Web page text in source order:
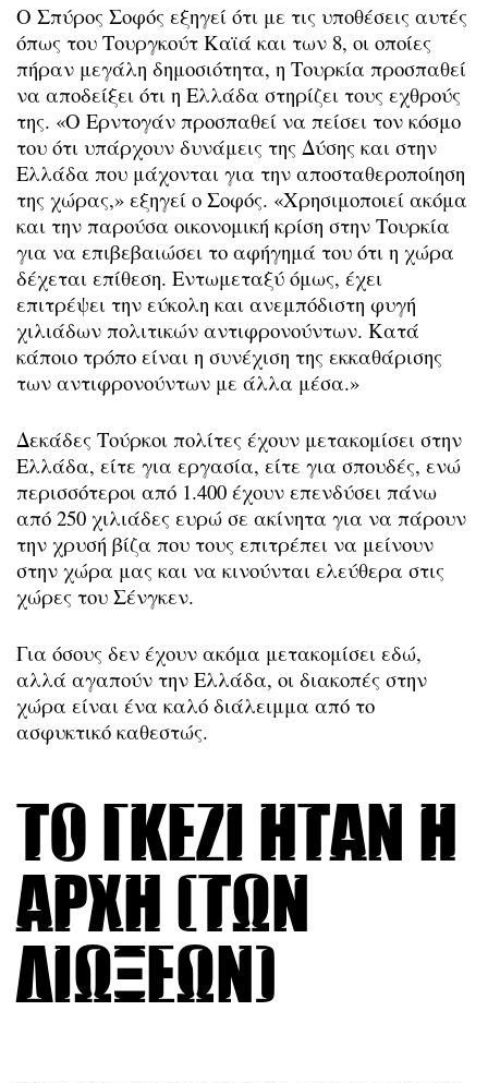
Ο Σπύρος Σοφός εξηγεί ότι με τις υποθέσεις αυτές
όπως του Τουργκούτ Καϊά και των 8, οι οποίες
πήραν μεγάλη δημοσιότητα, η Τουρκία προσπαθεί
να αποδείξει ότι η Ελλάδα στηρίζει τους εχθρούς
της. «Ο Ερντογάν προσπαθεί να πείσει τον κόσμο
του ότι υπάρχουν δυνάμεις της Δύσης και στην
Ελλάδα που μάχονται για την αποσταθεροποίηση
της χώρας,» εξηγεί ο Σοφός. «Χρησιμοποιεί ακόμα
και την παρούσα οικονομική κρίση στην Τουρκία
για να επιβεβαιώσει το αφήγημά του ότι η χώρα
δέχεται επίθεση. Εντωμεταξύ όμως, έχει
επιτρέψει την εύκολη και ανεμπόδιστη φυγή
χιλιάδων πολιτικών αντιφρονούντων. Κατά
κάποιο τρόπο είναι η συνέχιση της εκκαθάρισης
των αντιφρονούντων με άλλα μέσα.»
Δεκάδες Τούρκοι πολίτες έχουν μετακομίσει στην
Ελλάδα, είτε για εργασία, είτε για σπουδές, ενώ
περισσότεροι από 1.400 έχουν επενδύσει πάνω
από 250 χιλιάδες ευρώ σε ακίνητα για να πάρουν
την χρυσή βίζα που τους επιτρέπει να μείνουν
στην χώρα μας και να κινούνται ελεύθερα στις
χώρες του Σένγκεν.
Για όσους δεν έχουν ακόμα μετακομίσει εδώ,
αλλά αγαπούν την Ελλάδα, οι διακοπές στην
χώρα είναι ένα καλό διάλειμμα από το
ασφυκτικό καθεστώς.
Το Γκεζί ήταν η
αρχή (των
διώξεων)